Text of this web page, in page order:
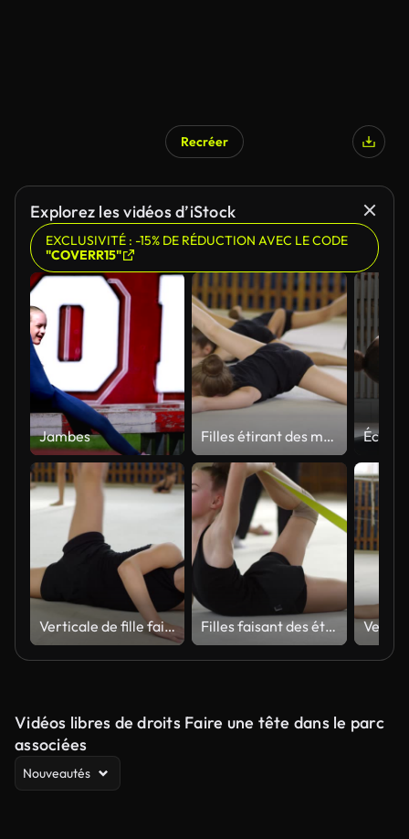
Recréer
Explorez les vidéos d’iStock
EXCLUSIVITÉ : -15% DE RÉDUCTION AVEC LE CODE
"COVERR15"
Jambes Filles étirant des muscles dans la classe de PE
Verticale de fille faisant des étirements de jambes Filles faisant des étirements avec des bandes de résistance
Vidéos libres de droits Faire une tête dans le parc
associées
Nouveautés